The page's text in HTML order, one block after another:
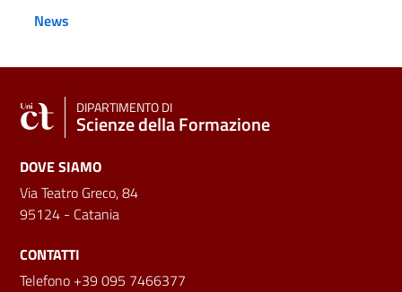
News
DIPARTIMENTO DI
Scienze della Formazione
DOVE SIAMO
Via Teatro Greco, 84
95124 - Catania
CONTATTI
Telefono +39 095 7466377